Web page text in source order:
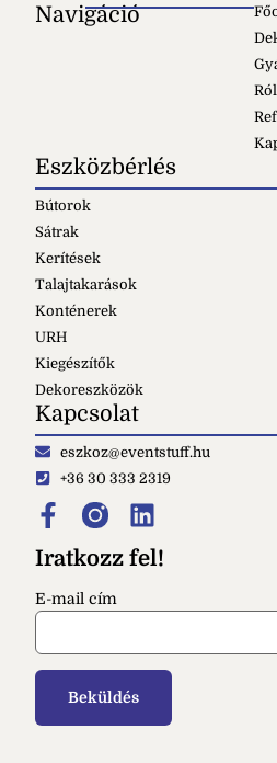
Navigáció
Eszközbérlés
Bútorok
Sátrak
Kerítések
Talajtakarások
Konténerek
URH
Kiegészítők
Dekoreszközök
Kapcsolat
eszkoz@eventstuff.hu
+36 30 333 2319
Iratkozz fel!
E-mail cím